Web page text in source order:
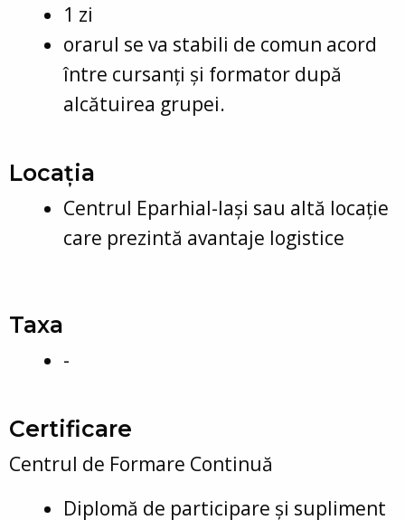
1 zi
orarul se va stabili de comun acord
între cursanți și formator după
alcătuirea grupei.
Locația
Centrul Eparhial-Iași sau altă locație
care prezintă avantaje logistice
Taxa
-
Certificare
Centrul de Formare Continuă
Diplomă de participare și supliment